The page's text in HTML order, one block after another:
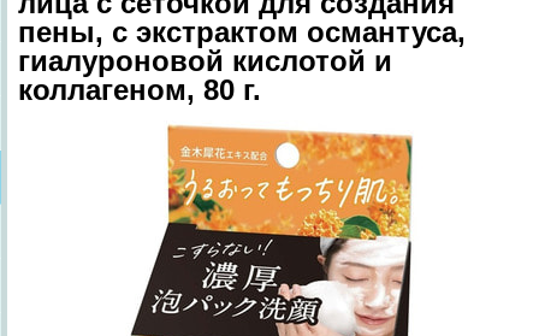
пены, с экстрактом османтуса,
гиалуроновой кислотой и
коллагеном, 80 г.